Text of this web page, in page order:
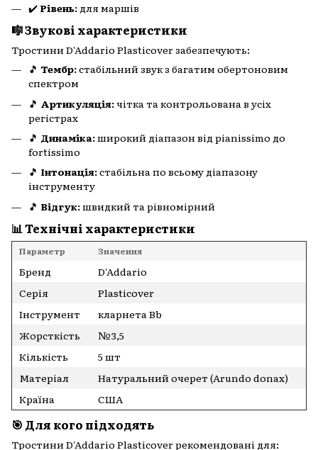
✔️ Рівень: для маршів
🎼 Звукові характеристики
Тростини D'Addario Plasticover забезпечують:
🎵 Тембр:стабільний звук з багатим обертоновим
спектром
🎵 Артикуляція:чітка та контрольована в усіх
регістрах
🎵 Динаміка:широкий діапазон від pianissimo до
fortissimo
🎵 Інтонація:стабільна по всьому діапазону
інструменту
🎵 Відгук:швидкий та рівномірний
📊 Технічні характеристики
Параметр Значення
Бренд
D'Addario
Серія
Plasticover
Інструмент
кларнета Bb
Жорсткість
№3,5
Кількість
5 шт
Матеріал
Натуральний очерет (Arundo donax)
Країна
США
🎯 Для кого підходять
Тростини D'Addario Plasticover рекомендовані для: